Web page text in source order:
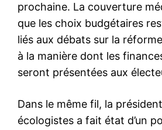
prochaine. La couverture
que les choix budgétaires
liés aux débats sur la
à la manière dont les
seront présentées aux
Dans le même fil, la
écologistes a fait état d’un